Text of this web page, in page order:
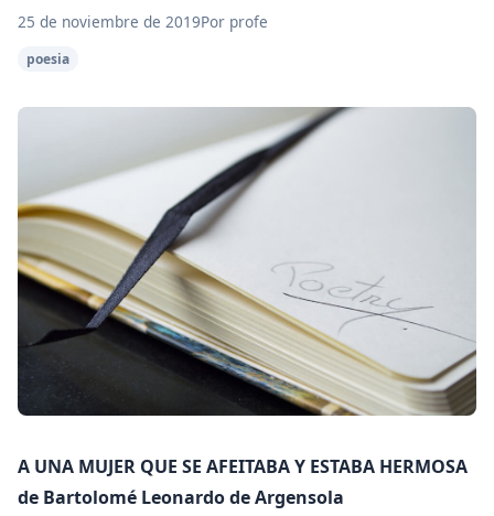
25 de noviembre de 2019Por profe
poesia
A UNA MUJER QUE SE AFEITABA Y ESTABA HERMOSA
de Bartolomé Leonardo de Argensola